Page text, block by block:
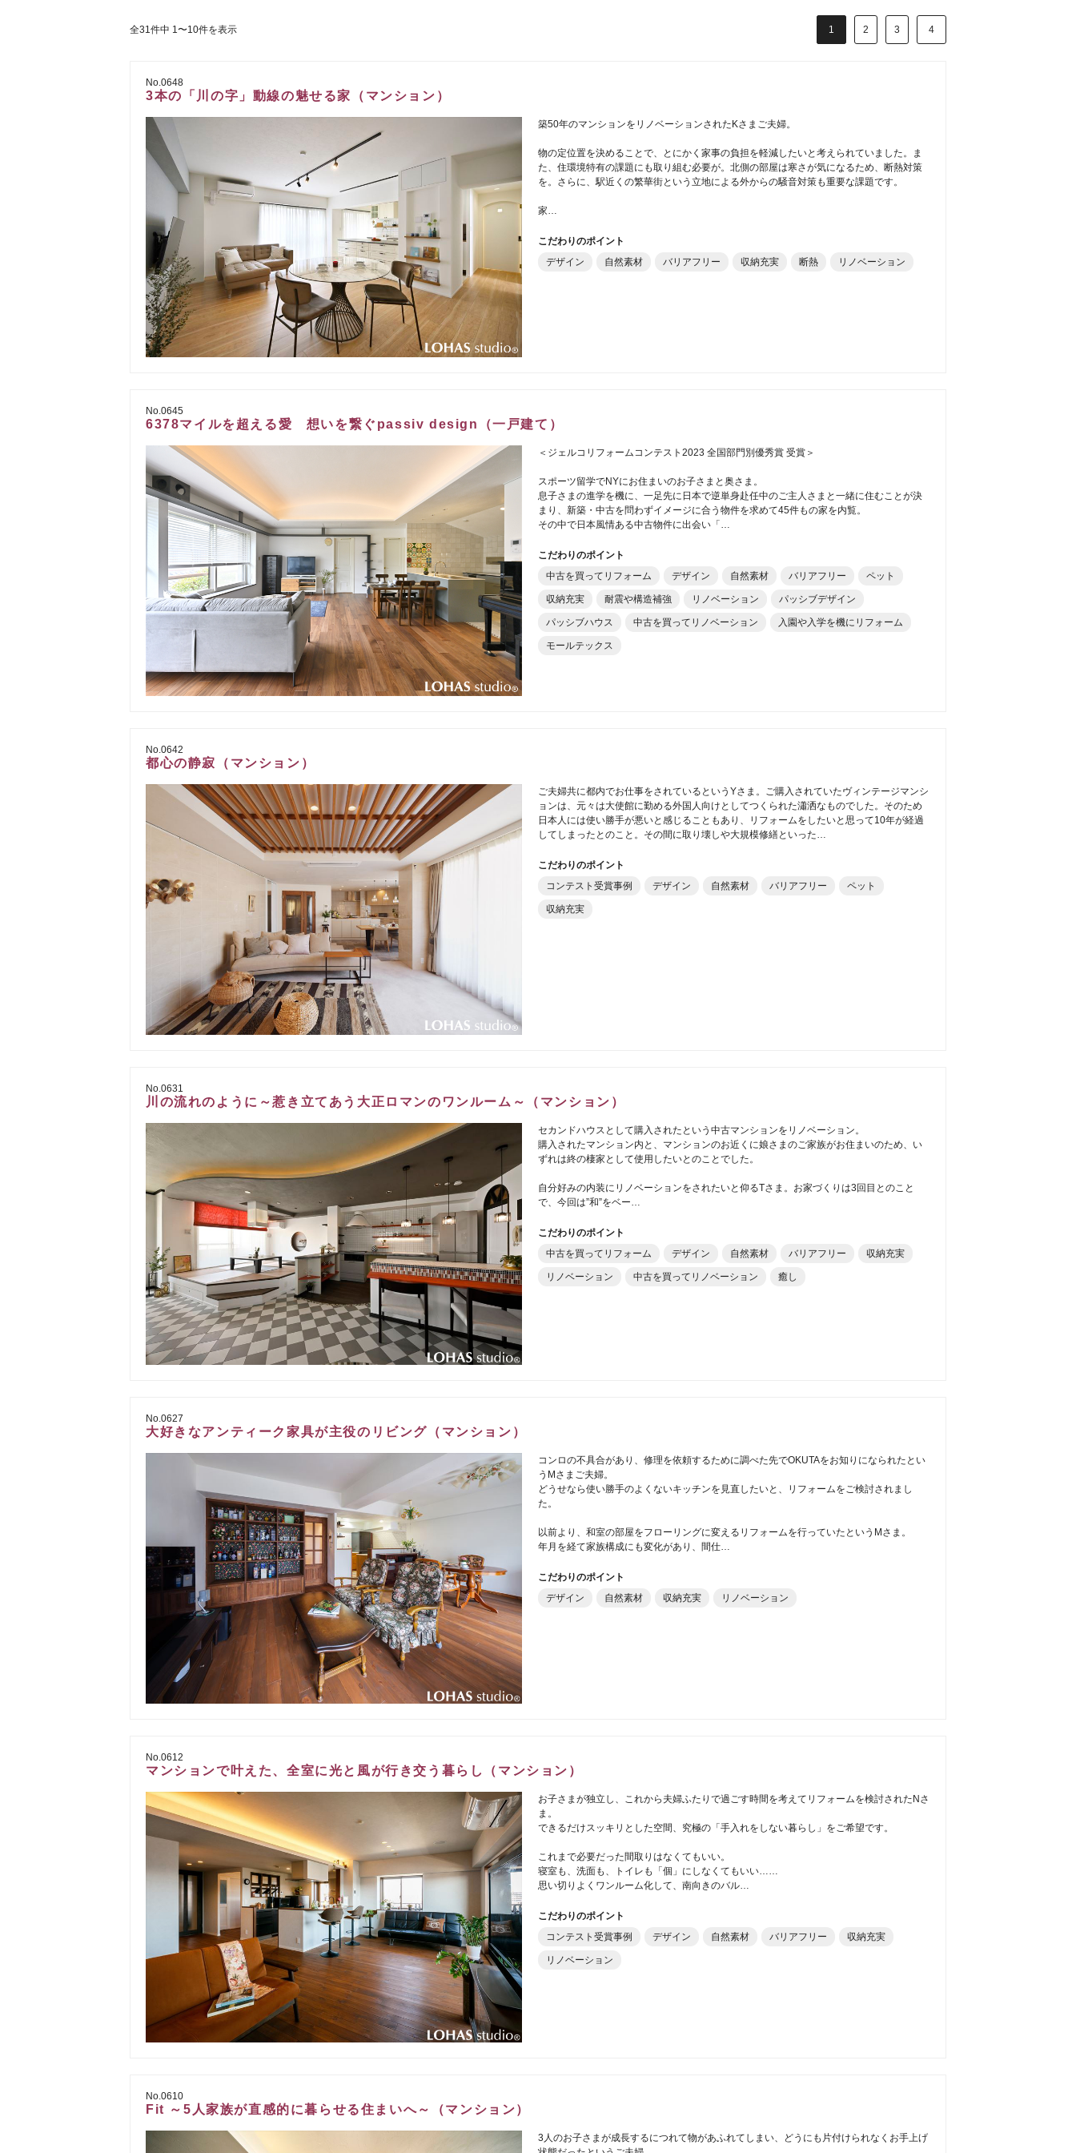
全31件中 1〜10件を表示 1 2 3 4
No.0648
3本の「川の字」動線の魅せる家（マンション）
築50年のマンションをリノベーションされたKさまご夫婦。
物の定位置を決めることで、とにかく家事の負担を軽減したいと考えられていました。ま
た、住環境特有の課題にも取り組む必要が。北側の部屋は寒さが気になるため、断熱対策
を。さらに、駅近くの繁華街という立地による外からの騒音対策も重要な課題です。
家…
こだわりのポイント
デザイン
自然素材 バリアフリー 収納充実 断熱 リノベーション
No.0645
6378マイルを超える愛 想いを繋ぐpassiv design（一戸建て）
＜ジェルコリフォームコンテスト2023 全国部門別優秀賞 受賞＞
スポーツ留学でNYにお住まいのお子さまと奥さま。
息子さまの進学を機に、一足先に日本で逆単身赴任中のご主人さまと一緒に住むことが決
まり、新築・中古を問わずイメージに合う物件を求めて45件もの家を内覧。
その中で日本風情ある中古物件に出会い「…
こだわりのポイント
中古を買ってリフォーム
デザイン 自然素材 バリアフリー ペット
収納充実 耐震や構造補強 リノベーション パッシブデザイン
パッシブハウス 中古を買ってリノベーション 入園や入学を機にリフォーム
モールテックス
No.0642
都心の静寂（マンション）
ご夫婦共に都内でお仕事をされているというYさま。ご購入されていたヴィンテージマンシ
ョンは、元々は大使館に勤める外国人向けとしてつくられた瀟洒なものでした。そのため
日本人には使い勝手が悪いと感じることもあり、リフォームをしたいと思って10年が経過
してしまったとのこと。その間に取り壊しや大規模修繕といった…
こだわりのポイント
コンテスト受賞事例
デザイン 自然素材 バリアフリー ペット
収納充実
No.0631
川の流れのように～惹き立てあう大正ロマンのワンルーム～（マンション）
セカンドハウスとして購入されたという中古マンションをリノベーション。
購入されたマンション内と、マンションのお近くに娘さまのご家族がお住まいのため、い
ずれは終の棲家として使用したいとのことでした。
自分好みの内装にリノベーションをされたいと仰るTさま。お家づくりは3回目とのこと
で、今回は”和”をベー…
こだわりのポイント
中古を買ってリフォーム
デザイン 自然素材 バリアフリー 収納充実
リノベーション 中古を買ってリノベーション 癒し
No.0627
大好きなアンティーク家具が主役のリビング（マンション）
コンロの不具合があり、修理を依頼するために調べた先でOKUTAをお知りになられたとい
うMさまご夫婦。
どうせなら使い勝手のよくないキッチンを見直したいと、リフォームをご検討されまし
た。
以前より、和室の部屋をフローリングに変えるリフォームを行っていたというMさま。
年月を経て家族構成にも変化があり、間仕…
こだわりのポイント
デザイン
自然素材 収納充実 リノベーション
No.0612
マンションで叶えた、全室に光と風が行き交う暮らし（マンション）
お子さまが独立し、これから夫婦ふたりで過ごす時間を考えてリフォームを検討されたNさ
ま。
できるだけスッキリとした空間、究極の「手入れをしない暮らし」をご希望です。
これまで必要だった間取りはなくてもいい。
寝室も、洗面も、トイレも「個」にしなくてもいい……
思い切りよくワンルーム化して、南向きのバル…
こだわりのポイント
コンテスト受賞事例
デザイン 自然素材 バリアフリー 収納充実
リノベーション
No.0610
Fit ～5人家族が直感的に暮らせる住まいへ～（マンション）
3人のお子さまが成長するにつれて物があふれてしまい、どうにも片付けられなくお手上げ